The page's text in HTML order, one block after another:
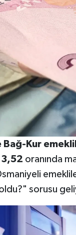
Bağ-Kur
oranında
sorusu